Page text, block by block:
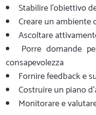
Stabilire l'obiettivo
Creare un ambiente
Ascoltare
Porre domande
consapevolezza
Fornire feedback e
Costruire un piano
Monitorare e